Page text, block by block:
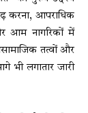
करना, आपराधिक
और आम नागरिकों में
तत्वों और
भी लगातार जारी